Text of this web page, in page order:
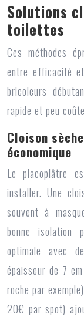
Solutions
toilettes
Ces méthodes
entre efficacité
bricoleurs
rapide et peu
Cloison
économique
Le placoplâtre
installer. Une
souvent à
bonne isolation
optimale avec
épaisseur de 7
roche par
20€ par spot)